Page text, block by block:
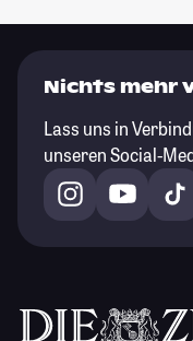
Nichts mehr
Lass uns in
unseren Social-